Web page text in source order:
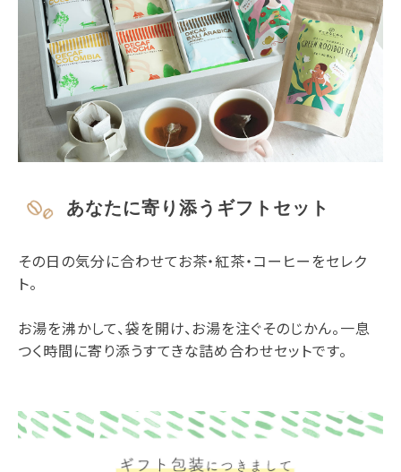
あなたに寄り添うギフトセット
その日の気分に合わせてお茶・紅茶・コーヒーをセレク
ト。
お湯を沸かして、袋を開け、お湯を注ぐそのじかん。一息
つく時間に寄り添うすてきな詰め合わせセットです。